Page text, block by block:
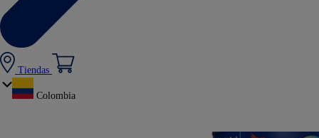
Tiendas
Colombia